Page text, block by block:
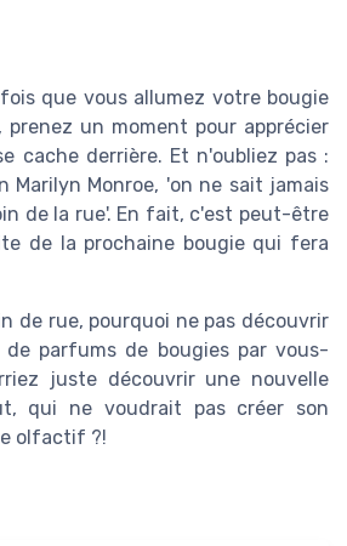
que vous allumez votre bougie
prenez un moment pour apprécier
cache derrière. Et n'oubliez pas :
Marilyn Monroe, 'on ne sait jamais
de la rue'. En fait, c'est peut-être
de la prochaine bougie qui fera
de rue, pourquoi ne pas découvrir
parfums de bougies par vous-
juste découvrir une nouvelle
qui ne voudrait pas créer son
olfactif ?!